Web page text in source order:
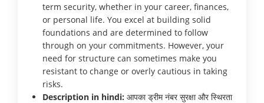
term security, whether in your career, finances,
or personal life. You excel at building solid
foundations and are determined to follow
through on your commitments. However, your
need for structure can sometimes make you
resistant to change or overly cautious in taking
risks.
Description in hindi: आपका ड्रीम नंबर सुरक्षा और स्थिरता